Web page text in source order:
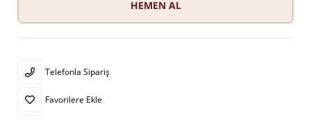
Telefonla Sipariş
Favorilere Ekle